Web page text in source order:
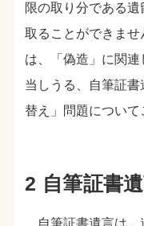
限の取り分である
取ることができませ
は、「偽造」に関
当しうる、自筆証
替え」問題について
2 自筆証書